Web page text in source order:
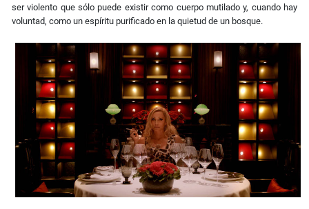
ser violento que sólo puede existir como cuerpo mutilado y, cuando hay
voluntad, como un espíritu purificado en la quietud de un bosque.